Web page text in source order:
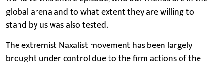
global arena and to what extent they are willing to
stand by us was also tested.
The extremist Naxalist movement has been largely
brought under control due to the firm actions of the